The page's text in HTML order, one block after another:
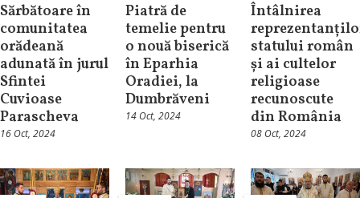
Sărbătoare în
comunitatea
orădeană
adunată în jurul
Sfintei
Cuvioase
Parascheva
16 Oct, 2024
Piatră de
temelie pentru
o nouă biserică
în Eparhia
Oradiei, la
Dumbrăveni
14 Oct, 2024
Întâlnirea
statului român
și ai cultelor
religioase
recunoscute
din România
08 Oct, 2024